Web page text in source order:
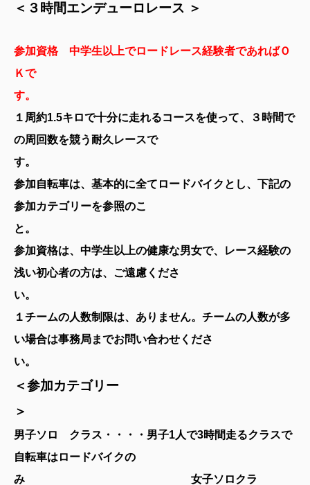
＜３時間エンデューロレース ＞
参加資格 中学生以上でロードレース経験者であればＯ
Ｋで
す
１周約1.5キロで十分に走れるコースを使って、３時間で
の周回数を競う耐久レースで
す
参加自転車は、基本的に全てロードバイクとし、下記の
参加カテゴリーを参照のこ
と
参加資格は、中学生以上の健康な男女で、レース経験の
浅い初心者の方は、ご遠慮くださ
い。
１チームの人数制限は、ありません。チームの人数が多
い場合は事務局までお問い合わせくださ
い
＜参加カテゴリー
＞
男子ソロ クラス・・・・男子1人で3時間走るクラスで
自転車はロードバイクの
み 女子ソロクラ